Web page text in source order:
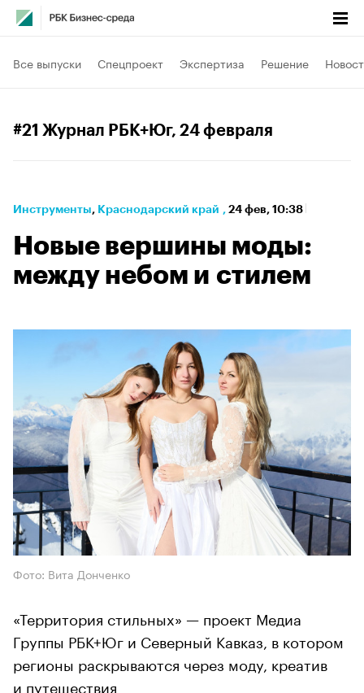
Все выпуски Спецпроект Экспертиза Решение
#21 Журнал РБК+Юг, 24 февраля
Инструменты⁠, Краснодарский край , 24 фев, 10:38
Новые вершины моды:
между небом и стилем
Фото: Вита Донченко
«Территория стильных» — проект Медиа
Группы РБК+Юг и Северный Кавказ, в котором
регионы раскрываются через моду, креатив
и путешествия